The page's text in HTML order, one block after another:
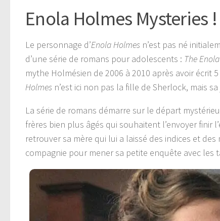
Enola Holmes Mysteries !
Le personnage d’Enola Holmes n’est pas né
d’une série de romans pour adolescents : The
mythe Holmésien de 2006 à 2010 après avoir écrit
Holmes n’est ici non pas la fille de Sherlock, mais
La série de romans démarre sur le départ
frères bien plus âgés qui souhaitent l’envoyer finir
retrouver sa mère qui lui a laissé des indices et
compagnie pour mener sa petite enquête avec les